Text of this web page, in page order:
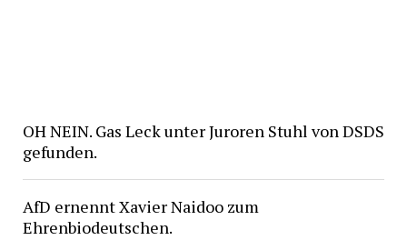
OH NEIN. Gas Leck unter Juroren Stuhl von DSDS
gefunden.
AfD ernennt Xavier Naidoo zum
Ehrenbiodeutschen.